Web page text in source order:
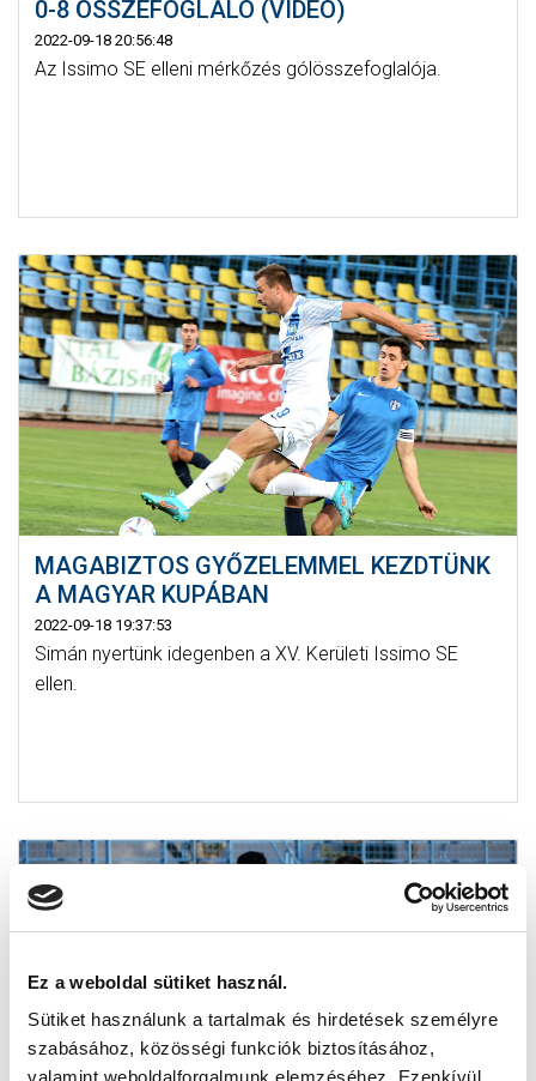
Ez a weboldal sütiket használ.
Sütiket használunk a tartalmak és hirdetések személyre
szabásához, közösségi funkciók biztosításához,
valamint weboldalforgalmunk elemzéséhez. Ezenkívül
0-8 ÖSSZEFOGLALÓ (VIDEÓ)
2022-09-18 20:56:48
Az Issimo SE elleni mérkőzés gólösszefoglalója.
MAGABIZTOS GYŐZELEMMEL KEZDTÜNK
A MAGYAR KUPÁBAN
2022-09-18 19:37:53
Simán nyertünk idegenben a XV. Kerületi Issimo SE
ellen.